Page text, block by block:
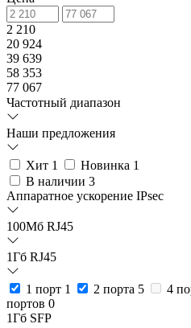
2 210
20 924
39 639
58 353
77 067
Частотный диапазон
Наши предложения
Хит 1 Новинка 1
В наличии 3
Аппаратное ускорение IPsec
100Мб RJ45
1Гб RJ45
1 порт 1 2 порта 5 4
портов 0
1Гб SFP